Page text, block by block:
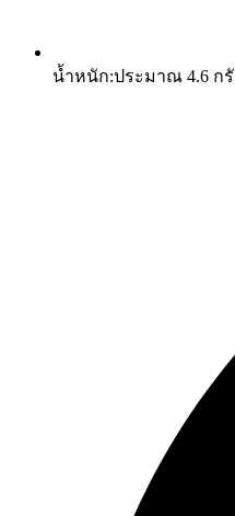
น้ำหนัก:ประมาณ 4.6 กรั